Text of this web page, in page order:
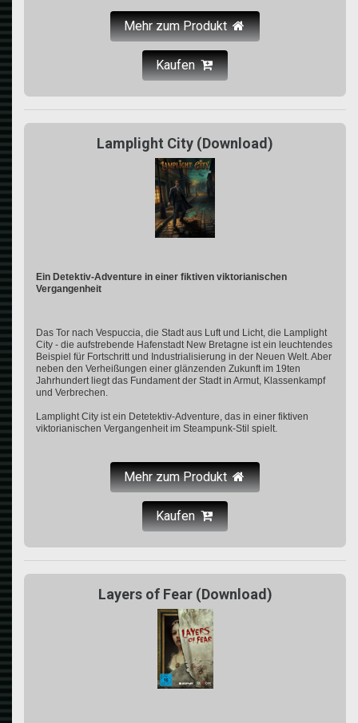
Mehr zum Produkt
Kaufen
Lamplight City (Download)
Ein Detektiv-Adventure in einer fiktiven viktorianischen
Vergangenheit
Das Tor nach Vespuccia, die Stadt aus Luft und Licht, die Lamplight
City - die aufstrebende Hafenstadt New Bretagne ist ein leuchtendes
Beispiel für Fortschritt und Industrialisierung in der Neuen Welt. Aber
neben den Verheißungen einer glänzenden Zukunft im 19ten
Jahrhundert liegt das Fundament der Stadt in Armut, Klassenkampf
und Verbrechen.
Lamplight City ist ein Detetektiv-Adventure, das in einer fiktiven
viktorianischen Vergangenheit im Steampunk-Stil spielt.
Mehr zum Produkt
Kaufen
Layers of Fear (Download)